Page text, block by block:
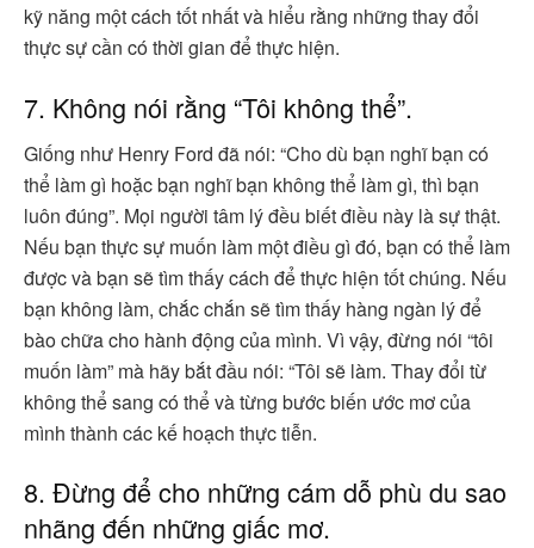
kỹ năng một cách tốt nhất và hiểu rằng những thay đổi
thực sự cần có thời gian để thực hiện.
7. Không nói rằng “Tôi không thể”.
Giống như Henry Ford đã nói: “Cho dù bạn nghĩ bạn có
thể làm gì hoặc bạn nghĩ bạn không thể làm gì, thì bạn
luôn đúng”. Mọi người tâm lý đều biết điều này là sự thật.
Nếu bạn thực sự muốn làm một điều gì đó, bạn có thể làm
được và bạn sẽ tìm thấy cách để thực hiện tốt chúng. Nếu
bạn không làm, chắc chắn sẽ tìm thấy hàng ngàn lý để
bào chữa cho hành động của mình. Vì vậy, đừng nói “tôi
muốn làm” mà hãy bắt đầu nói: “Tôi sẽ làm. Thay đổi từ
không thể sang có thể và từng bước biến ước mơ của
mình thành các kế hoạch thực tiễn.
8. Đừng để cho những cám dỗ phù du sao
nhãng đến những giấc mơ.